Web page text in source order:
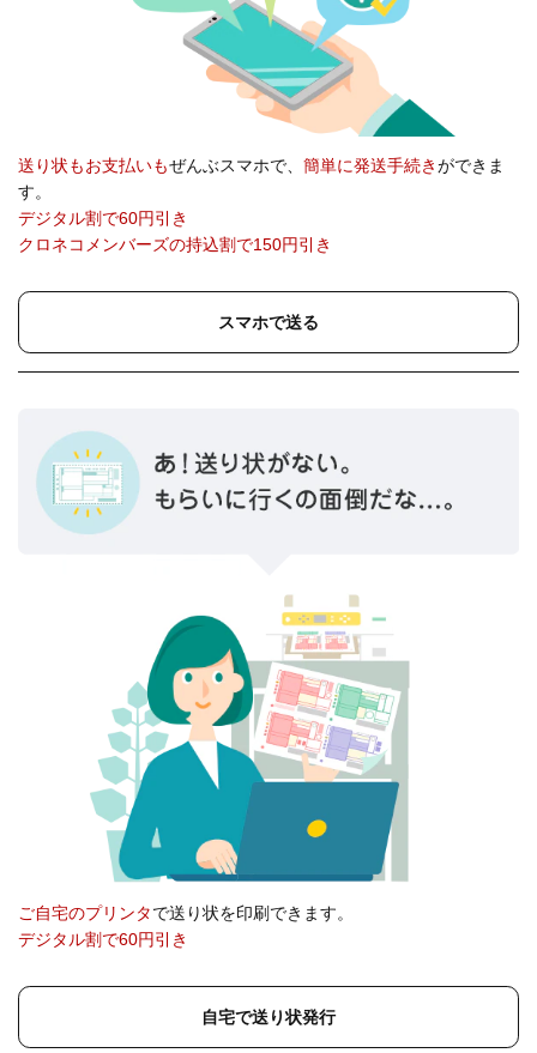
送り状もお支払いもぜんぶスマホで、 簡単に発送手続きができま
す。
デジタル割で60円引き
クロネコメンバーズの持込割で150円引き
スマホで送る
ご自宅のプリンタで送り状を印刷できます。
デジタル割で60円引き
自宅で送り状発行